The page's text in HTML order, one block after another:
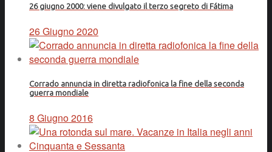
26 giugno 2000: viene divulgato il terzo segreto di Fátima
26 Giugno 2020
Corrado annuncia in diretta radiofonica la fine della seconda
guerra mondiale
8 Giugno 2016